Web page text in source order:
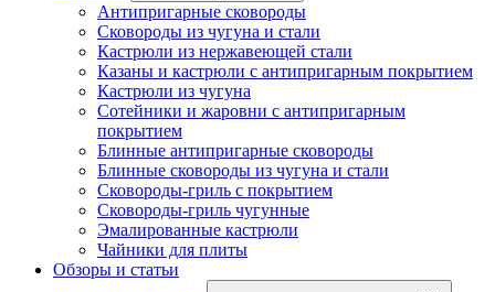
Антипригарные сковороды
Сковороды из чугуна и стали
Кастрюли из нержавеющей стали
Казаны и кастрюли с антипригарным покрытием
Кастрюли из чугуна
Сотейники и жаровни с антипригарным
покрытием
Блинные антипригарные сковороды
Блинные сковороды из чугуна и стали
Сковороды-гриль с покрытием
Сковороды-гриль чугунные
Эмалированные кастрюли
Чайники для плиты
Обзоры и статьи